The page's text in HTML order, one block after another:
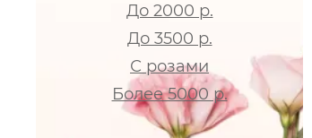
До 2000 р.
До 3500 р.
С розами
Более 5000 р.